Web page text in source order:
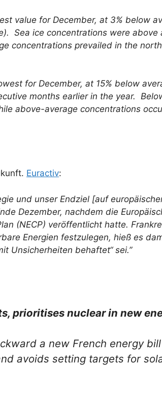
value for December, at 3% below
Sea ice concentrations were
concentrations prevailed in the
for December, at 15% below
months earlier in the year.
above-average concentrations
Euractiv:
und unser Endziel [auf
Dezember, nachdem die
(NECP) veröffentlicht hatte.
Energien festzulegen, hieß es
Unsicherheiten behaftet“ sei.”
prioritises nuclear in new
a new French energy
avoids setting targets for